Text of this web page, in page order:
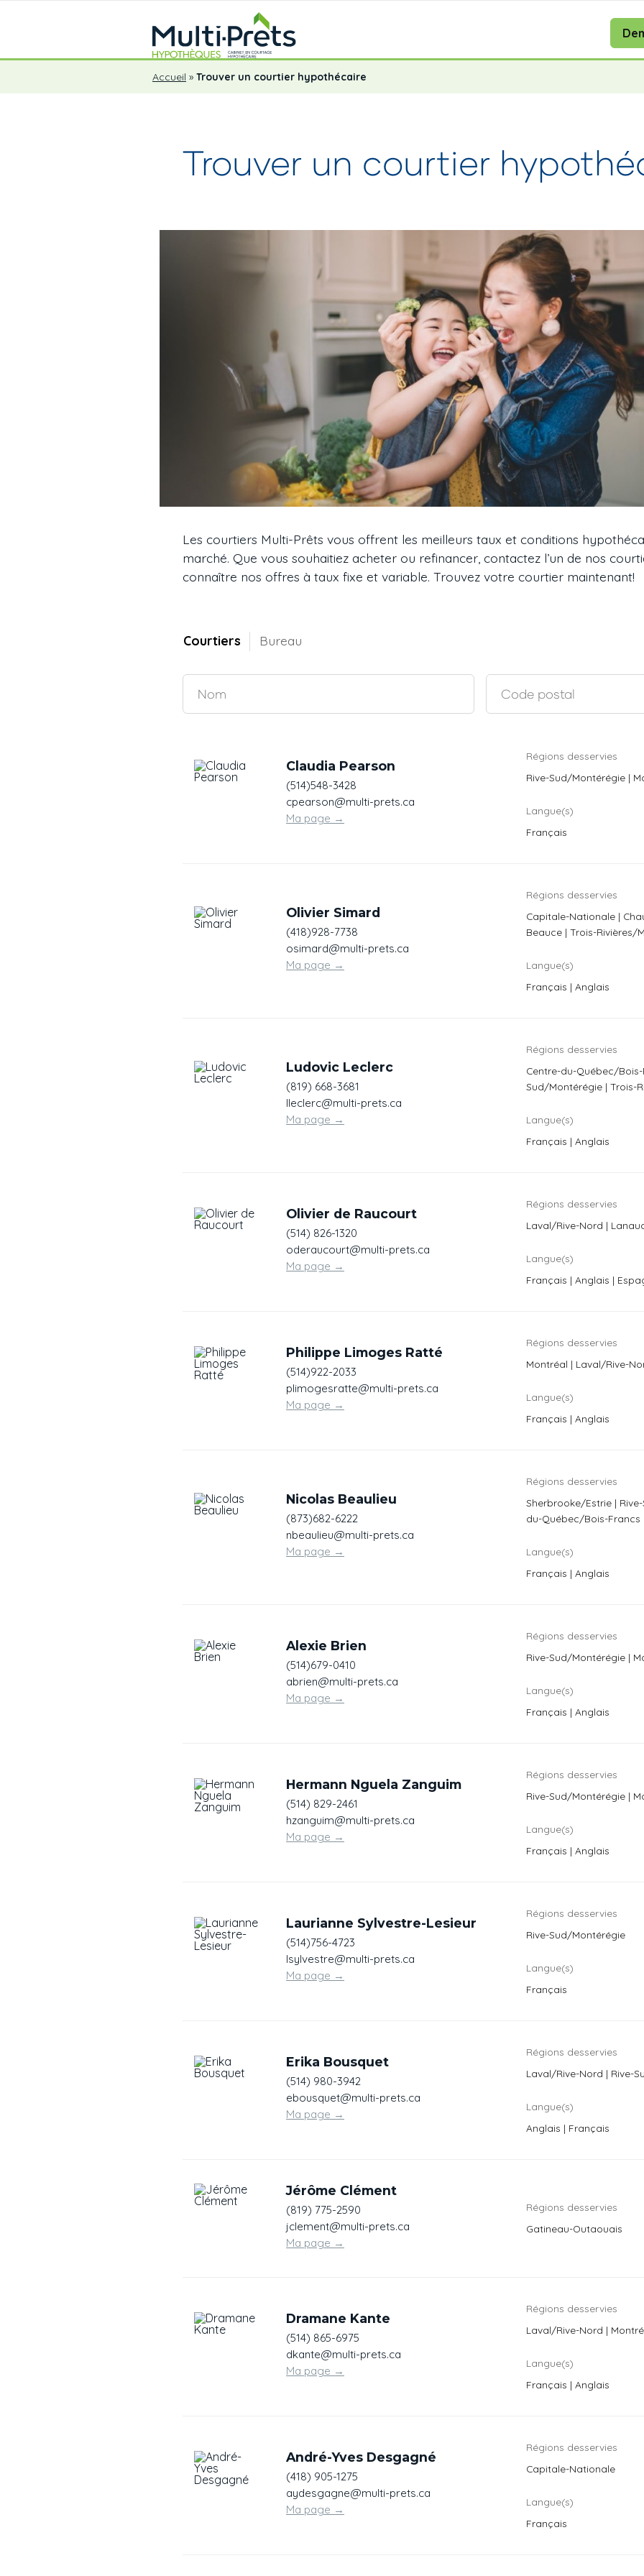
Accueil » Trouver un courtier hypothécaire
Trouver un courtier
Les courtiers Multi-Prêts vous offrent les meilleurs taux et conditions
marché. Que vous souhaitiez acheter ou refinancer, contactez l’un de nos
connaître nos offres à taux fixe et variable. Trouvez votre courtier maintenant!
Courtiers Bureau
Claudia Pearson
(514)548-3428
cpearson@multi-prets.ca
Ma page →
Régions desservies
Rive-Sud/Montérégie |
Langue(s)
Français
Olivier Simard
(418)928-7738
osimard@multi-prets.ca
Ma page →
Régions desservies
Capitale-Nationale |
Beauce | Trois-Rivières/
Langue(s)
Français | Anglais
Ludovic Leclerc
(819) 668-3681
lleclerc@multi-prets.ca
Ma page →
Régions desservies
Centre-du-Québec/
Sud/Montérégie | Trois-
Langue(s)
Français | Anglais
Olivier de Raucourt
(514) 826-1320
oderaucourt@multi-prets.ca
Ma page →
Régions desservies
Laval/Rive-Nord |
Langue(s)
Français | Anglais |
Philippe Limoges Ratté
(514)922-2033
plimogesratte@multi-prets.ca
Ma page →
Régions desservies
Montréal | Laval/Rive-
Langue(s)
Français | Anglais
Nicolas Beaulieu
(873)682-6222
nbeaulieu@multi-prets.ca
Ma page →
Régions desservies
Sherbrooke/Estrie |
du-Québec/Bois-Francs
Langue(s)
Français | Anglais
Alexie Brien
(514)679-0410
abrien@multi-prets.ca
Ma page →
Régions desservies
Rive-Sud/Montérégie |
Langue(s)
Français | Anglais
Hermann Nguela Zanguim
(514) 829-2461
hzanguim@multi-prets.ca
Ma page →
Régions desservies
Rive-Sud/Montérégie |
Langue(s)
Français | Anglais
Laurianne Sylvestre-Lesieur
(514)756-4723
lsylvestre@multi-prets.ca
Ma page →
Régions desservies
Rive-Sud/Montérégie
Langue(s)
Français
Erika Bousquet
(514) 980-3942
ebousquet@multi-prets.ca
Ma page →
Régions desservies
Laval/Rive-Nord | Rive-
Langue(s)
Anglais | Français
Jérôme Clément
(819) 775-2590
jclement@multi-prets.ca
Ma page →
Régions desservies
Gatineau-Outaouais
Dramane Kante
(514) 865-6975
dkante@multi-prets.ca
Ma page →
Régions desservies
Laval/Rive-Nord |
Langue(s)
Français | Anglais
André-Yves Desgagné
(418) 905-1275
aydesgagne@multi-prets.ca
Ma page →
Régions desservies
Capitale-Nationale
Langue(s)
Français